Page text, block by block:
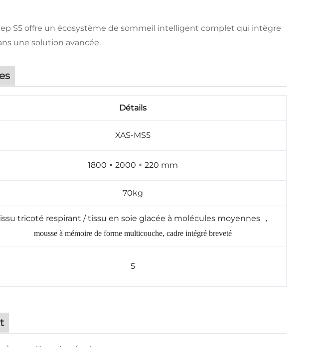
S5 offre un écosystème de sommeil intelligent complet qui intègre
une solution avancée.
Détails
XAS-MS5
1800 × 2000 × 220 mm
70kg
tricoté respirant / tissu en soie glacée à molécules moyennes
，
mousse à mémoire de forme multicouche, cadre intégré breveté
5